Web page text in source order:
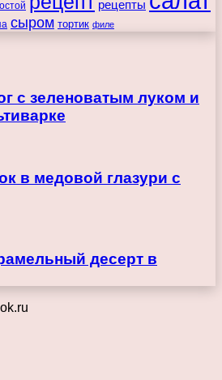
рецепты
сыром тортик филе
с зеленоватым луком и
в медовой глазури с
десерт в